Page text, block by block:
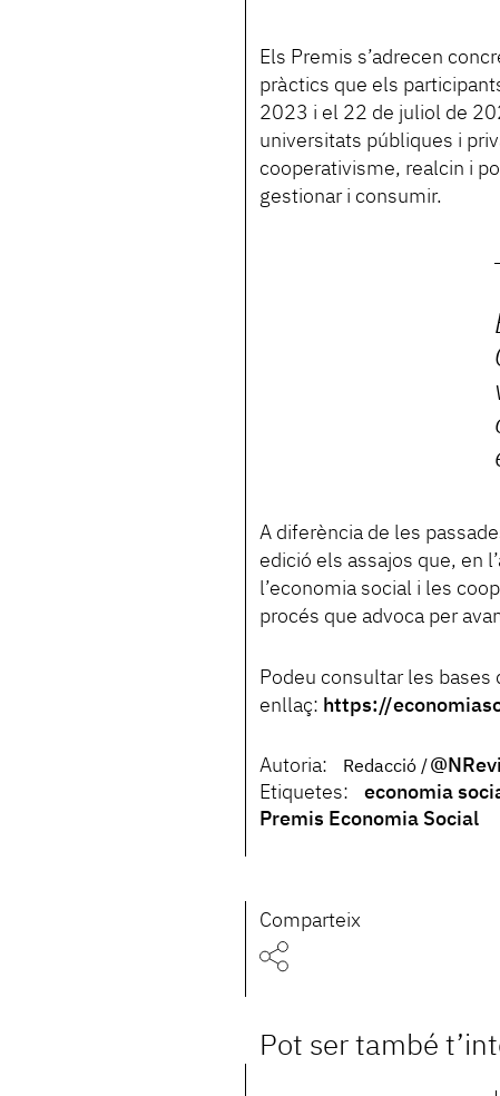
Els Premis s’adrecen
pràctics que els
2023 i el 22 de juliol de
universitats públiques i
cooperativisme, realcin i
gestionar i consumir.
A diferència de les
edició els assajos que, en
l’economia social i les
procés que advoca per
Podeu consultar les
enllaç: https://
Autoria: Redacció
Etiquetes:
economia
Premis Economia Social
Comparteix
Pot ser també